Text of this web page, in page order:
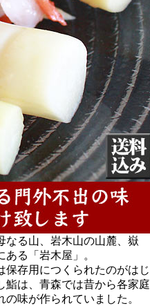
なる山、岩木山の山麓、嶽
ある「岩木屋」。
保存用につくられたのがはじ
鮨は、青森では昔から各家庭
の味が作られていました。